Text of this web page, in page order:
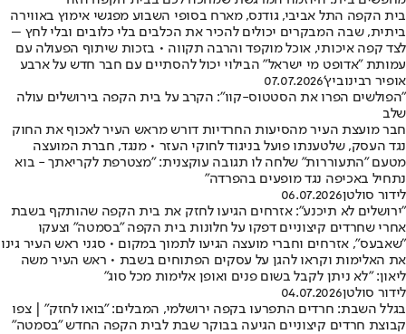
בית הקפה התל אביבי, גודנס, מארח בסופי השבוע מפגשי אימוץ באווירה
ביתית, שבה המבקרים יכולים להכיר את הכלבים בלי כלובים ובלי לחץ –
לצד קפה איכותי, אוכל מוקפד והרבה תקווה • בזכות שיתוף הפעולה עם
עמותת "אדופט מי ישראל" הבילוי יכול להסתיים עם חבר חדש על ארבע
אופיר רבינוביץ'07.07.2026
"הפולשים הפרו את הסטטוס-קוו": הקרב על בית הקפה בירושלים עולה
שלב
חבר מועצת העיר מהסיעות החרדיות דורש מראש העיר לאכוף את החוק
נגד העסק, שלטענתו פועל בניגוד לחוקי העזר • מנגד, חברת המועצה
מטעם "התעוררות" שלחה לו תגובה עוקצנית: "מצטרפת לקריאתך - בוא
נתחיל באכיפה נגד מופעים בהפרדה"
לידור סולטן06.07.2026
"ירושלים לא תיכנע": אזרחים הגיעו לחזק את בית הקפה שהותקף בשבת
אחרי שחרדים קיצוניים דפקו על חלונות בית הקפה "בסמטה" וצעקו
"שאבעס", אזרחים וחברי מועצה הגיעו לתמוך במקום • סגני ראש העיר גינו
את האלימות וקראו להגן על עסקים הפתוחים בשבת • ראש העיר משה
ליאון: "לא ניתן לקבל בשום פנים ואופן אלימות מכל סוג"
לידור סולטן04.07.2026
בגלל השבת: חרדים התפרעו בקפה ירושלמי, המבלים: "בואו לחזק" | צפו
קבוצת חרדים קיצוניים הגיעה בבוקר שבת לבית הקפה החדש "בסמטה"